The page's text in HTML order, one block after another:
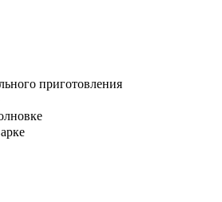
приготовления